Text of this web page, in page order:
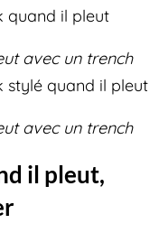
avec un trench
avec un trench
il pleut,